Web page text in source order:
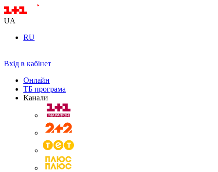
UA
RU
Вхід в кабінет
Онлайн
ТБ програма
Канали